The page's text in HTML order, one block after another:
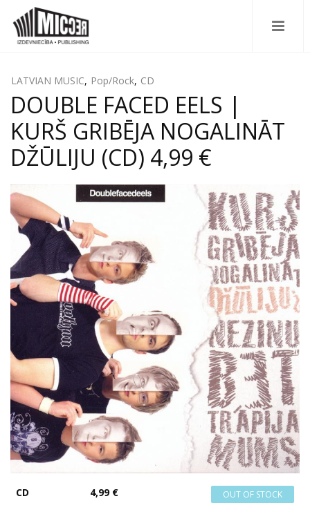
LATVIAN MUSIC, Pop/Rock, CD
DOUBLE FACED EELS |
KURŠ GRIBĒJA NOGALINĀT
DŽŪLIJU (CD) 4,99 €
CD 4,99 €